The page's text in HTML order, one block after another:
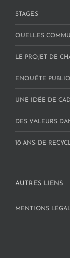
STAGES
QUELLES
LE PROJET DE
ENQUÊTE
UNE IDÉE DE
DES VALEURS
10 ANS DE
AUTRES LIENS
MENTIONS